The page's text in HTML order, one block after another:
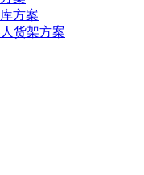
方案
货架方案